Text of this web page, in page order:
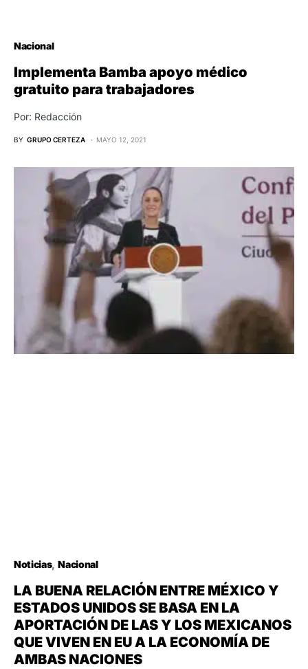
Nacional
Implementa Bamba apoyo médico
gratuito para trabajadores
Por: Redacción
BY GRUPO CERTEZA MAYO 12, 2021
Noticias Nacional
LA BUENA RELACIÓN ENTRE MÉXICO Y
ESTADOS UNIDOS SE BASA EN LA
APORTACIÓN DE LAS Y LOS MEXICANOS
QUE VIVEN EN EU A LA ECONOMÍA DE
AMBAS NACIONES